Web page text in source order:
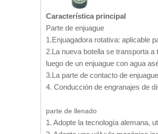
Característica principal
Parte de enjuague
1.Enjuagadora rotativa: aplicable
2.La nueva botella se transporta
luego de un enjuague con agua
3.La parte de contacto de
4. Conducción de engranajes de
parte de llenado
1. Adopte la tecnología alemana,